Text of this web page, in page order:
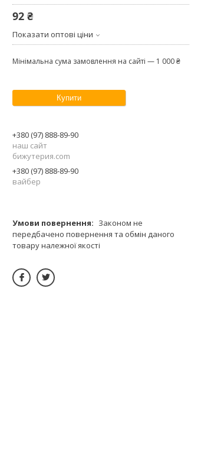
92 ₴
Показати оптові ціни
Мінімальна сума замовлення на сайті — 1 000 ₴
Купити
+380 (97) 888-89-90
наш сайт
бижутерия.com
+380 (97) 888-89-90
вайбер
Законом не
передбачено повернення та обмін даного
товару належної якості